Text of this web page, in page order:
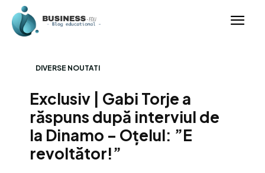
DIVERSE NOUTATI
Exclusiv | Gabi Torje a
răspuns după interviul de
la Dinamo – Oțelul: ”E
revoltător!”